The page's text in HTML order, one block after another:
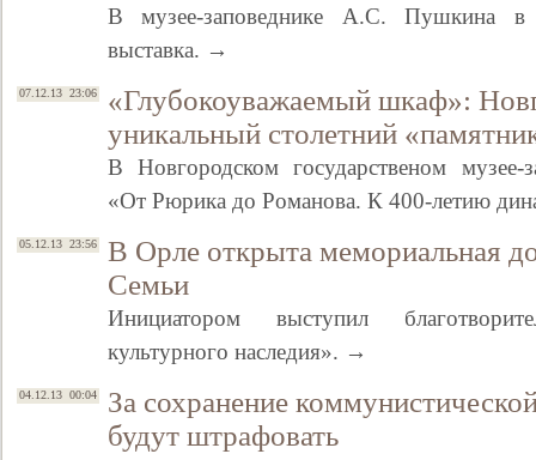
В музее-заповеднике А.С. Пушкина в
выставка. →
07.12.13 23:06
«Глубокоуважаемый шкаф»:
уникальный столетний
В Новгородском государственом музее-
«От Рюрика до Романова. К 400-летию
05.12.13 23:56
В Орле открыта мемориальная
Семьи
Инициатором выступил
культурного наследия». →
04.12.13 00:04
За сохранение
будут штрафовать